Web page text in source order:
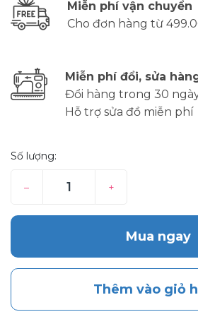
Miễn phí vận chuyển
Cho đơn hàng từ
Miễn phí đổi, sửa
Đổi hàng trong 30
Hỗ trợ sửa đồ miễn phí
Số lượng:
– +
Mua ngay
Thêm vào giỏ